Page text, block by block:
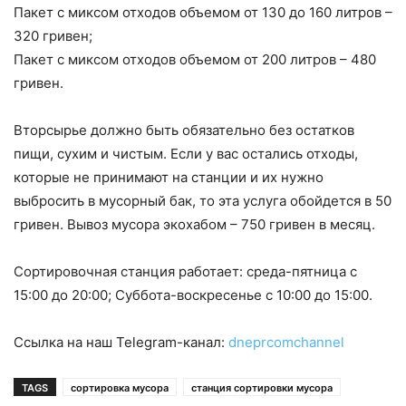
Пакет с миксом отходов объемом от 130 до 160 литров –
320 гривен;
Пакет с миксом отходов объемом от 200 литров – 480
гривен.
Вторсырье должно быть обязательно без остатков
пищи, сухим и чистым. Если у вас остались отходы,
которые не принимают на станции и их нужно
выбросить в мусорный бак, то эта услуга обойдется в 50
гривен. Вывоз мусора экохабом – 750 гривен в месяц.
Сортировочная станция работает: среда-пятница с
15:00 до 20:00; Суббота-воскресенье с 10:00 до 15:00.
Ссылка на наш Telegram-канал: dneprcomchannel
TAGS сортировка мусора станция сортировки мусора